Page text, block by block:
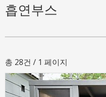
흡연부스
총 28건 / 1 페이지